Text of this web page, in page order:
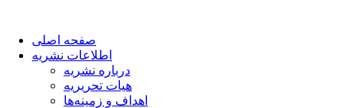
صفحه اصلی
اطلاعات نشریه
درباره نشریه
هیات تحریریه
اهداف و زمینه‌ها